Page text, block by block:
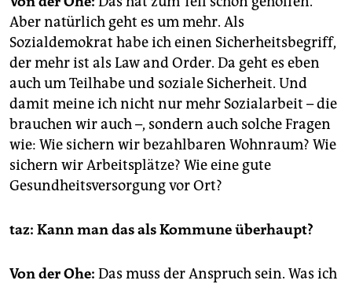
Aber natürlich geht es um mehr. Als
Sozialdemokrat habe ich einen Sicherheitsbegriff,
der mehr ist als Law and Order. Da geht es eben
auch um Teilhabe und soziale Sicherheit. Und
damit meine ich nicht nur mehr Sozialarbeit – die
brauchen wir auch –, sondern auch solche Fragen
wie: Wie sichern wir bezahlbaren Wohnraum? Wie
sichern wir Arbeitsplätze? Wie eine gute
Gesundheitsversorgung vor Ort?
taz: Kann man das als Kommune überhaupt?
Von der Ohe: Das muss der Anspruch sein. Was ich